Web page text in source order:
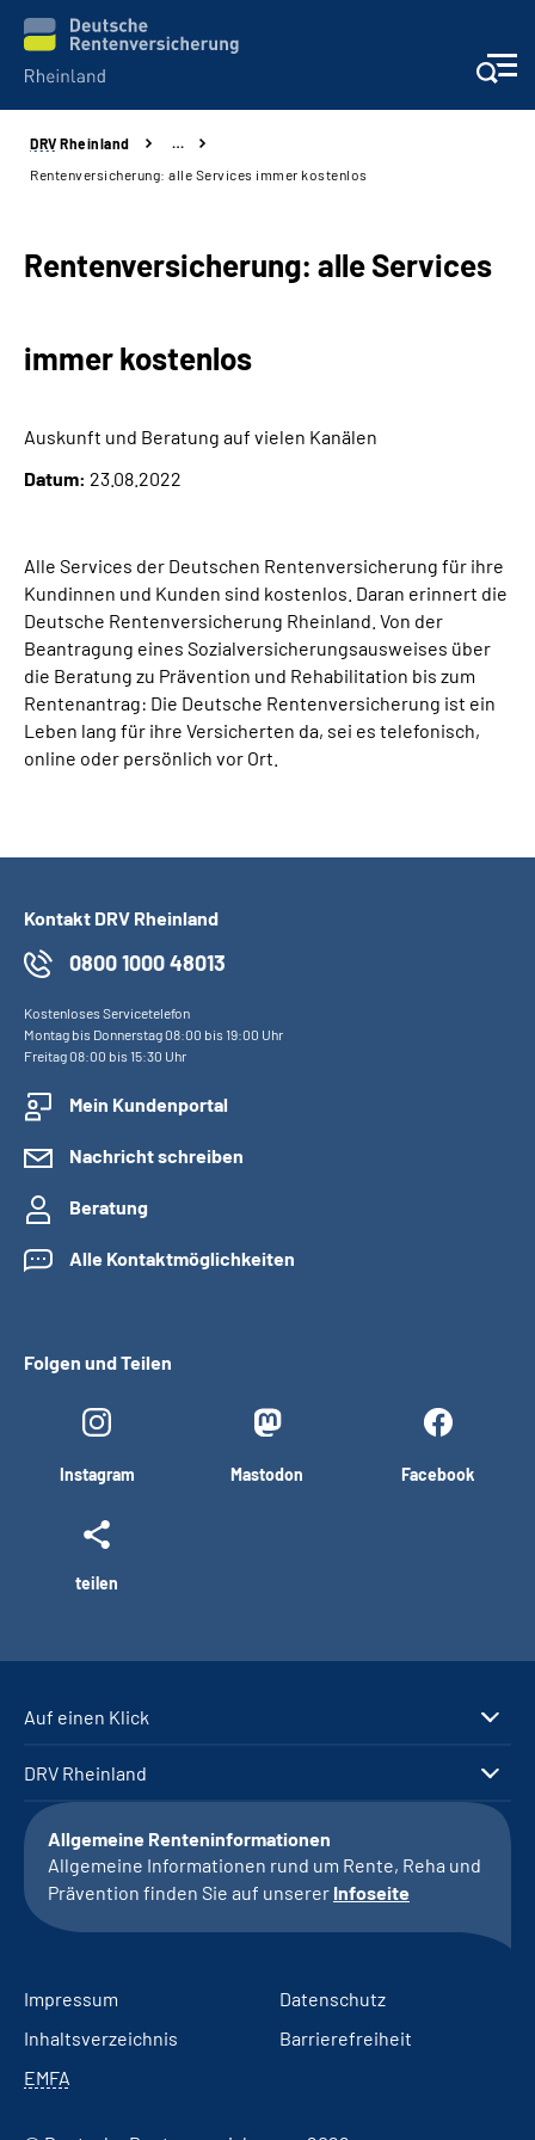
Aktuelles
Klinikverbund
Über uns
Inhalte in Gebärdensprache (DGS)
Leichte Sprache
Suche
Mein Kundenportal
DRV Rheinland
…
Rentenversicherung: alle Services immer kostenlos
Rentenversicherung: alle Services
immer kostenlos
Auskunft und Beratung auf vielen Kanälen
Datum: 23.08.2022
Alle Services der Deutschen Rentenversicherung für ihre
Kundinnen und Kunden sind kostenlos. Daran erinnert die
Deutsche Rentenversicherung Rheinland. Von der
Beantragung eines Sozialversicherungsausweises über
die Beratung zu Prävention und Rehabilitation bis zum
Rentenantrag: Die Deutsche Rentenversicherung ist ein
Leben lang für ihre Versicherten da, sei es telefonisch,
online oder persönlich vor Ort.
Kontakt DRV Rheinland
0800 1000 48013
Kostenloses Servicetelefon
Montag bis Donnerstag 08:00 bis 19:00 Uhr
Freitag 08:00 bis 15:30 Uhr
Mein Kundenportal
Nachricht schreiben
Beratung
Alle Kontaktmöglichkeiten
Folgen und Teilen
Instagram Mastodon Facebook
teilen
Auf einen Klick
DRV Rheinland
Allgemeine Renteninformationen
Allgemeine Informationen rund um Rente, Reha und
Prävention finden Sie auf unserer Infoseite
Impressum
Datenschutz
Inhaltsverzeichnis
Barrierefreiheit
EMFA